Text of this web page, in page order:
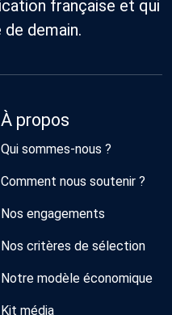
française et qui
demain.
À propos
Qui sommes-nous ?
Comment nous soutenir ?
Nos engagements
Nos critères de sélection
Notre modèle économique
Kit média